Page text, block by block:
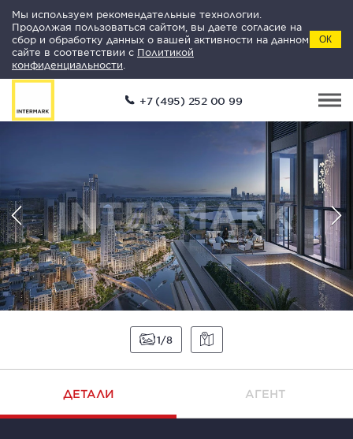
Мы используем рекомендательные технологии.
Продолжая пользоваться сайтом, вы даете согласие на
сбор и обработку данных о вашей активности на данном
сайте в соответствии с Политикой
конфиденциальности
ОК
+7 (495) 252 00 99
1 8
ДЕТАЛИ АГЕНТ